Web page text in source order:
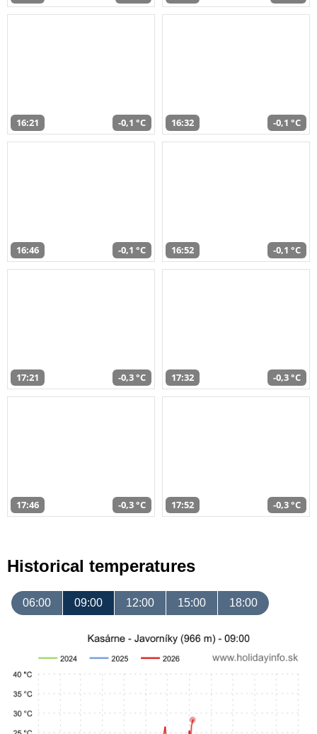
16:21 -0,1 °C 16:32 -0,1 °C
16:46 -0,1 °C 16:52 -0,1 °C
17:21 -0,3 °C 17:32 -0,3 °C
17:46 -0,3 °C 17:52 -0,3 °C
Historical temperatures
06:00 09:00 12:00 15:00 18:00